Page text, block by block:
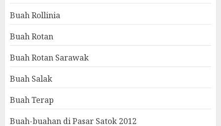
Buah Rollinia
Buah Rotan
Buah Rotan Sarawak
Buah Salak
Buah Terap
Buah-buahan di Pasar Satok 2012